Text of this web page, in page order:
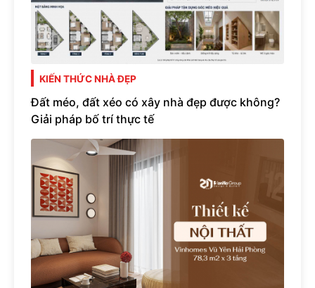
KIẾN THỨC NHÀ ĐẸP
Đất méo, đất xéo có xây nhà đẹp được không?
Giải pháp bố trí thực tế